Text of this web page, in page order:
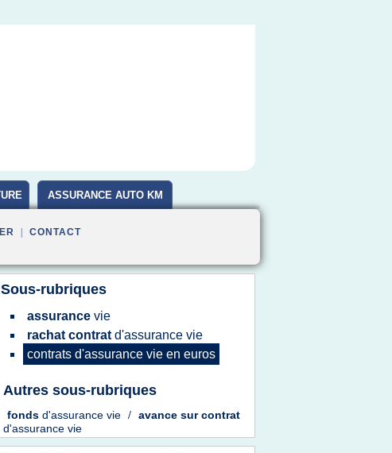
ASSURANCE AUTO KM
CONTACT
Sous-rubriques
assurance vie
rachat contrat d'assurance vie
contrats d'assurance vie en euros
Autres sous-rubriques
fonds d'assurance vie / avance surcontrat
d'assurance vie